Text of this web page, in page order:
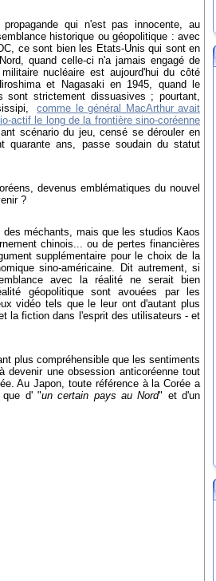
propagande qui n'est pas innocente, au
historique ou géopolitique : avec
ce sont bien les Etats-Unis qui sont en
quand celle-ci n'a jamais engagé de
nucléaire est aujourd'hui du côté
et Nagasaki en 1945, quand le
sont strictement dissuasives ; pourtant,
comme le général MacArthur avait
actif le long de la frontière sino-coréenne
scénario du jeu, censé se dérouler en
quarante ans, passe soudain du statut
devenus emblématiques du nouvel
?
des méchants, mais que les studios Kaos
chinois... ou de pertes financières
supplémentaire pour le choix de la
sino-américaine. Dit autrement, si
avec la réalité ne serait bien
géopolitique sont avouées par les
vidéo tels que le leur ont d'autant plus
la fiction dans l'esprit des utilisateurs - et
plus compréhensible que les sentiments
devenir une obsession anticoréenne tout
Au Japon, toute référence à la Corée a
que d' "un certain pays au Nord" et d'un